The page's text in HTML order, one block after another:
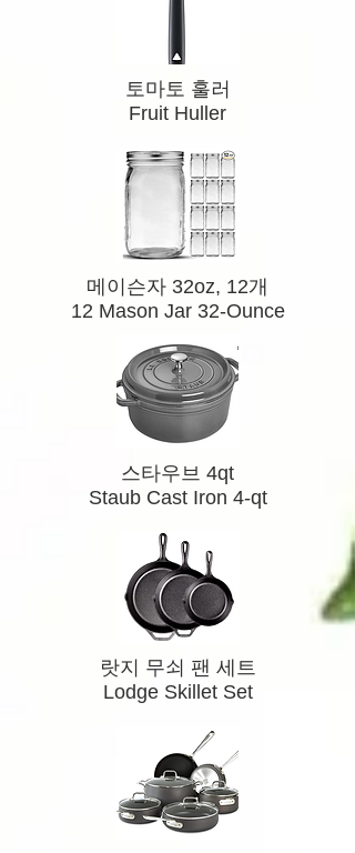
토마토 훌러
Fruit Huller
메이슨자 32oz, 12개
12 Mason Jar 32-Ounce
​스타우브 4qt
Staub Cast Iron 4-qt
​랏지 무쇠 팬 세트
Lodge Skillet Set